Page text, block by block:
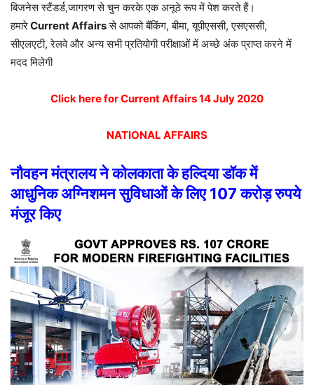
बिजनेस स्टैंडर्ड,जागरण से चुन करके एक अनूठे रूप में पेश करते हैं।
हमारेCurrent Affairsसे आपको बैंकिंग, बीमा, यूपीएससी, एसएससी,
सीएलएटी, रेलवे और अन्य सभी प्रतियोगी परीक्षाओं में अच्छे अंक प्राप्त करने में
मदद मिलेगी
Click here for Current Affairs 14 July 2020
NATIONAL AFFAIRS
नौवहनमंत्रालयनेकोलकाताकेहल्दियाडॉकमें
आधुनिकअग्निशमनसुविधाओंकेलिए107करोड़रुपये
मंजूरकिए